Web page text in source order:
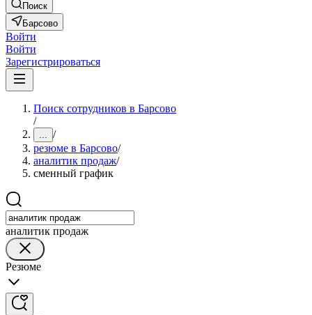
Поиск
Барсово
Войти
Войти
Зарегистрироваться
Поиск сотрудников в Барсово
/
... /
резюме в Барсово/
аналитик продаж/
сменный график
аналитик продаж
Резюме